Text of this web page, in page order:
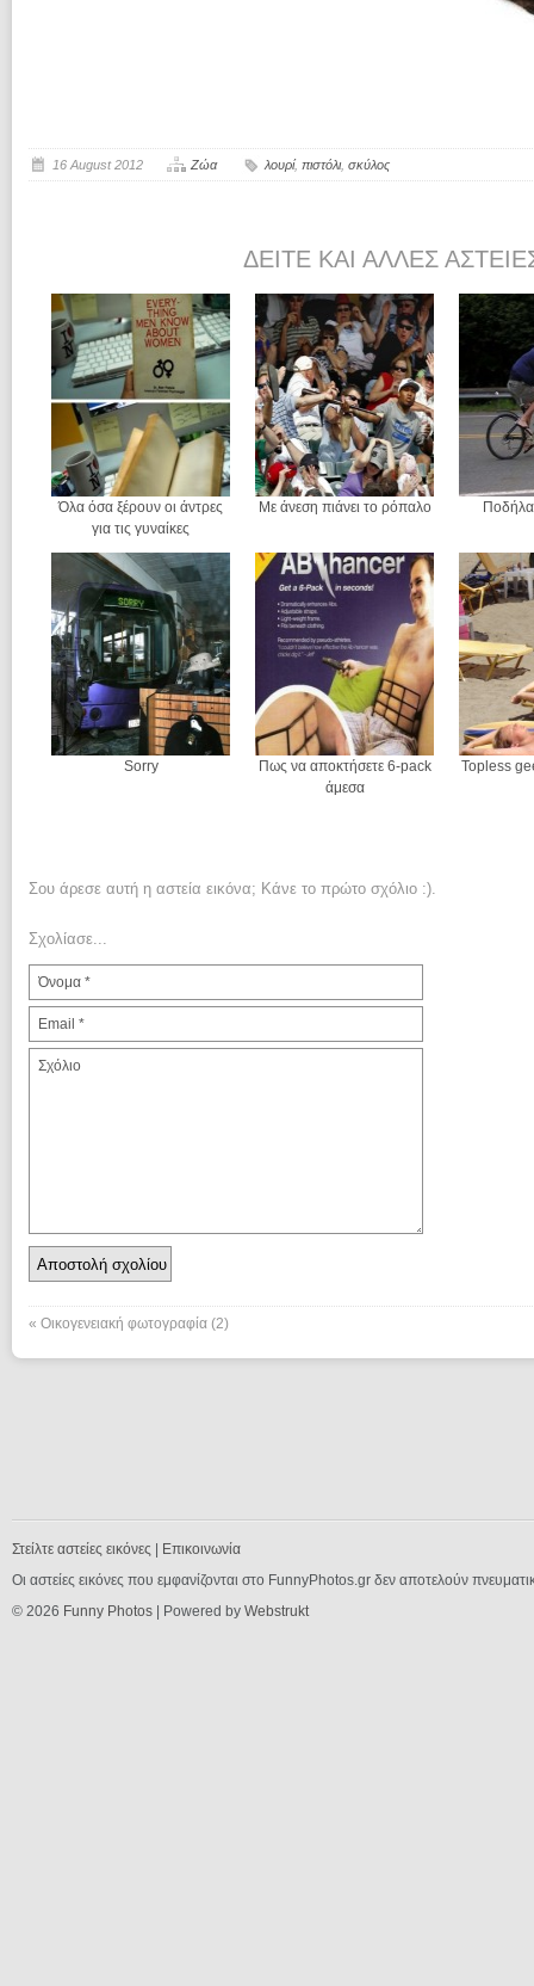
16 August 2012 Ζώα λουρί, πιστόλι, σκύλος
ΔΕΊΤΕ ΚΑΙ ΆΛΛΕΣ
Όλα όσα ξέρουν οι άντρες
για τις γυναίκες
Με άνεση πιάνει το ρόπαλο
Sorry
Πως να αποκτήσετε 6-pack
άμεσα
Topless
Σου άρεσε αυτή η αστεία εικόνα; Κάνε το πρώτο σχόλιο :).
Σχολίασε...
« Οικογενειακή φωτογραφία (2)
Στείλτε αστείες εικόνες
Επικοινωνία
Οι αστείες εικόνες που εμφανίζονται στο FunnyPhotos.gr δεν αποτελούν
© 2026 Funny Photos | Powered by Webstrukt